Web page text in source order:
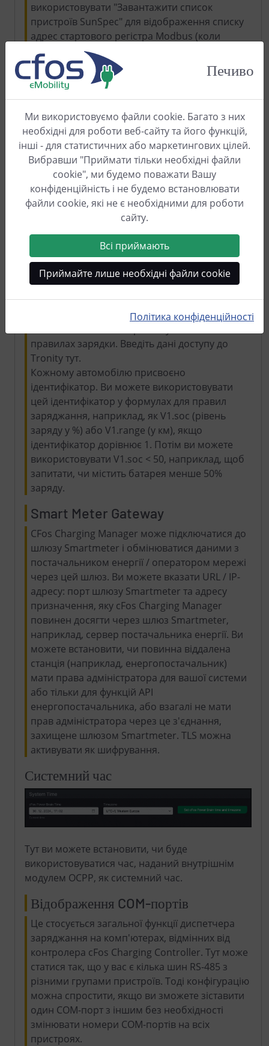
використовувати "Завантажити список
пристроїв SunSpec" для відображення списку
адрес стартового регістра Modbus (коли
сервер SunSpec працює). Ось інструкції для
сервера SunSpec.
Пошта (SMTP)
Диспетчер нарахувань cFos може щомісяця
надсилати користувачам електронні листи з
даними про споживання. Як адміністратор, ви
можете налаштувати доступ до розсилки тут:
Адреса SMTP-сервера, порт, ім'я користувача
та пароль SMTP, а також відправник. Якщо ви
активуєте прапорець "Надсилати процеси
нарахування", ви, як адміністратор, будете
отримувати всі процеси нарахування
щомісяця на електронну пошту.
Тронність
За допомогоюTronitycFos Charging Manager
може звертатися до API виробників
автомобілів. Наприклад, ви можете зчитати
правилах зарядки. Введіть дані доступу до
Tronity тут.
Кожному автомобілю присвоєно
ідентифікатор. Ви можете використовувати
цей ідентифікатор у формулах для правил
заряджання, наприклад, як V1.soc (рівень
заряду у %) або V1.range (у км), якщо
ідентифікатор дорівнює 1. Потім ви можете
використовувати V1.soc < 50, наприклад, щоб
запитати, чи містить батарея менше 50%
заряду.
Smart Meter Gateway
CFos Charging Manager може підключатися до
шлюзу Smartmeter і обмінюватися даними з
постачальником енергії / оператором мережі
через цей шлюз. Ви можете вказати URL / IP-
адресу: порт шлюзу Smartmeter та адресу
призначення, яку cFos Charging Manager
повинен досягти через шлюз Smartmeter,
наприклад, сервер постачальника енергії. Ви
можете встановити, чи повинна віддалена
станція (наприклад, енергопостачальник)
мати права адміністратора для вашої системи
або тільки для функцій API
енергопостачальника, або взагалі не мати
прав адміністратора через це з'єднання,
захищене шлюзом Smartmeter. TLS можна
активувати як шифрування.
Системний час
Тут ви можете встановити, чи буде
використовуватися час, наданий внутрішнім
модулем OCPP, як системний час.
Відображення COM-портів
Це стосується загальної функції диспетчера
заряджання на комп'ютерах, відмінних від
контролера cFos Charging Controller. Тут може
статися так, що у вас є кілька шин RS-485 з
різними групами пристроїв. Тоді конфігурацію
можна спростити, якщо ви зможете зіставити
один COM-порт з іншим без необхідності
змінювати номери COM-портів на всіх
пристроях.
Печиво
Ми використовуємо файли cookie. Багато з них
необхідні для роботи веб-сайту та його функцій,
інші - для статистичних або маркетингових цілей.
Вибравши "Приймати тільки необхідні файли
cookie", ми будемо поважати Вашу
конфіденційність і не будемо встановлювати
файли cookie, які не є необхідними для роботи
сайту.
Всі приймають
Приймайте лише необхідні файли cookie
Політика конфіденційності